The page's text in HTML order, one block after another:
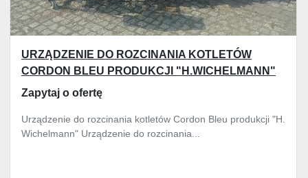
URZĄDZENIE DO ROZCINANIA KOTLETÓW
CORDON BLEU PRODUKCJI "H.WICHELMANN"
Zapytaj o ofertę
Urządzenie do rozcinania kotletów Cordon Bleu produkcji "H.
Wichelmann" Urządzenie do rozcinania...